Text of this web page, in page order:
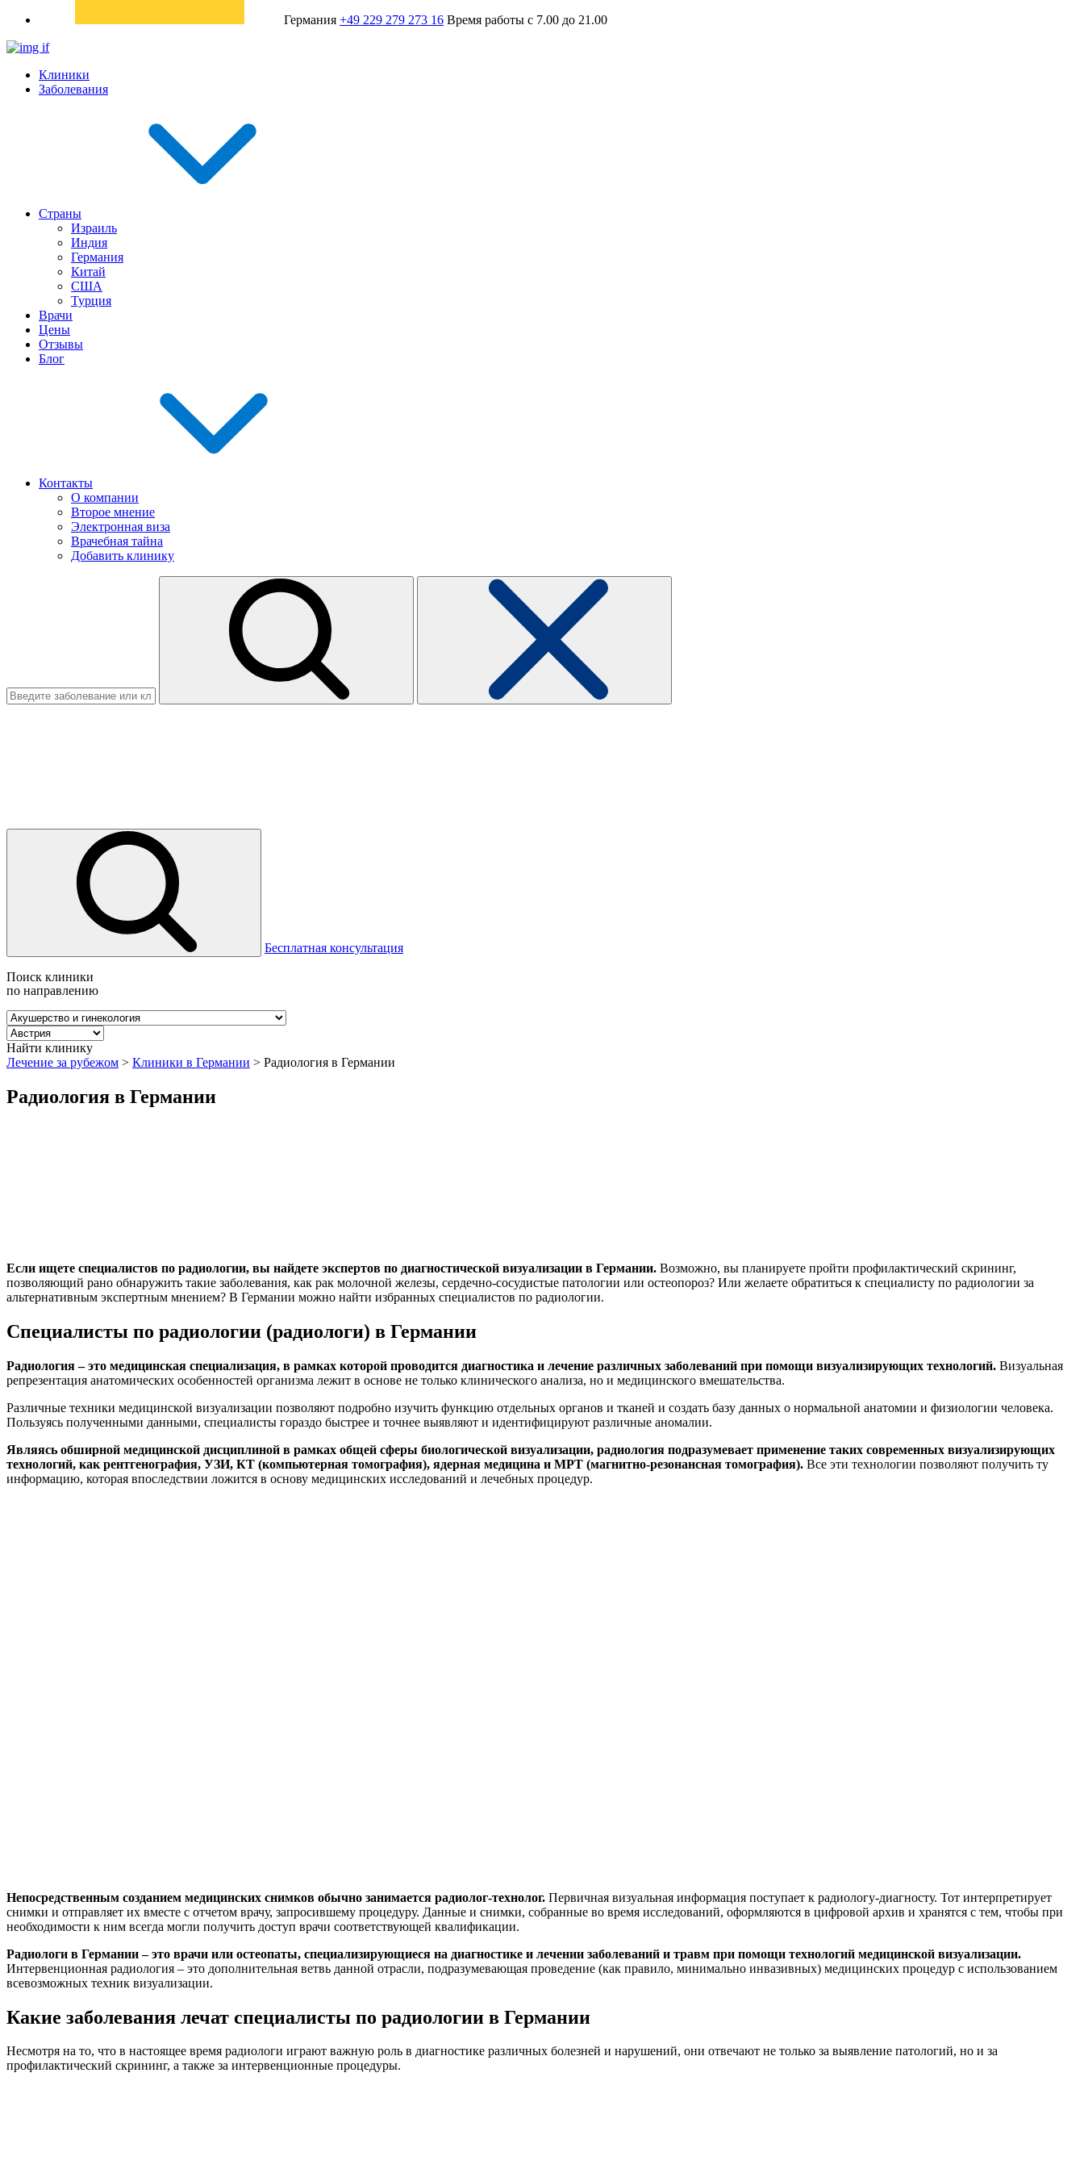
Германия +49 229 279 273 16 Время работы с 7.00 до 21.00
Клиники
Заболевания
Страны
Израиль
Индия
Германия
Китай
США
Турция
Врачи
Цены
Отзывы
Блог
Контакты
О компании
Второе мнение
Электронная виза
Врачебная тайна
Добавить клинику
Бесплатная консультация
Поиск клиники
по направлению
Найти клинику
Лечение за рубежом > Клиники в Германии > Радиология в Германии
Радиология в Германии
Если ищете специалистов по радиологии, вы найдете экспертов по диагностической визуализации в Германии. Возможно, вы планируете пройти профилактический скрининг,
позволяющий рано обнаружить такие заболевания, как рак молочной железы, сердечно-сосудистые патологии или остеопороз? Или желаете обратиться к специалисту по радиологии за
альтернативным экспертным мнением? В Германии можно найти избранных специалистов по радиологии.
Специалисты по радиологии (радиологи) в Германии
Радиология – это медицинская специализация, в рамках которой проводится диагностика и лечение различных заболеваний при помощи визуализирующих технологий. Визуальная
репрезентация анатомических особенностей организма лежит в основе не только клинического анализа, но и медицинского вмешательства.
Различные техники медицинской визуализации позволяют подробно изучить функцию отдельных органов и тканей и создать базу данных о нормальной анатомии и физиологии человека.
Пользуясь полученными данными, специалисты гораздо быстрее и точнее выявляют и идентифицируют различные аномалии.
Являясь обширной медицинской дисциплиной в рамках общей сферы биологической визуализации, радиология подразумевает применение таких современных визуализирующих
технологий, как рентгенография, УЗИ, КТ (компьютерная томография), ядерная медицина и МРТ (магнитно-резонансная томография). Все эти технологии позволяют получить ту
информацию, которая впоследствии ложится в основу медицинских исследований и лечебных процедур.
Непосредственным созданием медицинских снимков обычно занимается радиолог-технолог. Первичная визуальная информация поступает к радиологу-диагносту. Тот интерпретирует
снимки и отправляет их вместе с отчетом врачу, запросившему процедуру. Данные и снимки, собранные во время исследований, оформляются в цифровой архив и хранятся с тем, чтобы при
необходимости к ним всегда могли получить доступ врачи соответствующей квалификации.
Радиологи в Германии – это врачи или остеопаты, специализирующиеся на диагностике и лечении заболеваний и травм при помощи технологий медицинской визуализации.
Интервенционная радиология – это дополнительная ветвь данной отрасли, подразумевающая проведение (как правило, минимально инвазивных) медицинских процедур с использованием
всевозможных техник визуализации.
Какие заболевания лечат специалисты по радиологии в Германии
Несмотря на то, что в настоящее время радиологи играют важную роль в диагностике различных болезней и нарушений, они отвечают не только за выявление патологий, но и за
профилактический скрининг, а также за интервенционные процедуры.